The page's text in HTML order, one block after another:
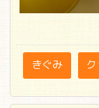
きぐみ ク